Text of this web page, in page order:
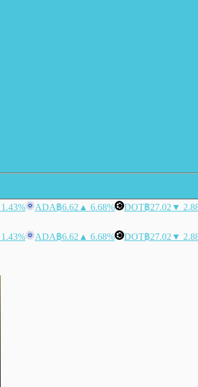
ADA฿6.62 ▲ 6.68% DOT฿27.02 ▼
ADA฿6.62 ▲ 6.68% DOT฿27.02 ▼